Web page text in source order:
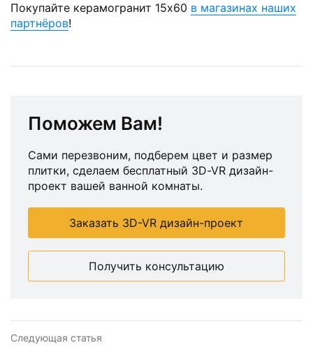
Покупайте керамогранит 15х60 в магазинах наших
партнёров!
Поможем Вам!
Сами перезвоним, подберем цвет и размер
плитки, сделаем бесплатный 3D-VR дизайн-
проект вашей ванной комнаты.
Заказать 3D-VR дизайн-проект
Получить консультацию
Следующая статья